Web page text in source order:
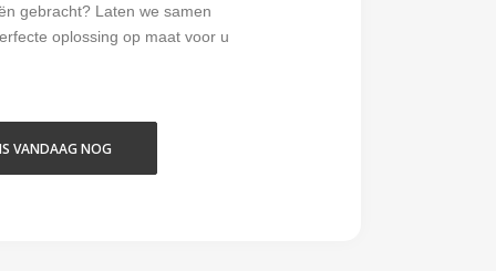
gebracht? Laten we samen
oplossing op maat voor u
VANDAAG NOG